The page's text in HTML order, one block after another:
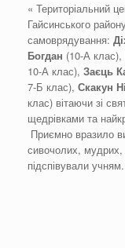
« Територіальний
Гайсинського
самоврядування:
Богдан (10-А клас),
10-А клас), Заєць
7-Б клас), Скакун
клас) вітаючи зі
щедрівками та
Приємно вразило
сивочолих, мудрих,
підспівували учням.